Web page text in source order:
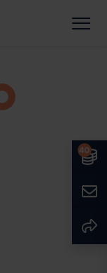
40
Spenden
Sprache
English